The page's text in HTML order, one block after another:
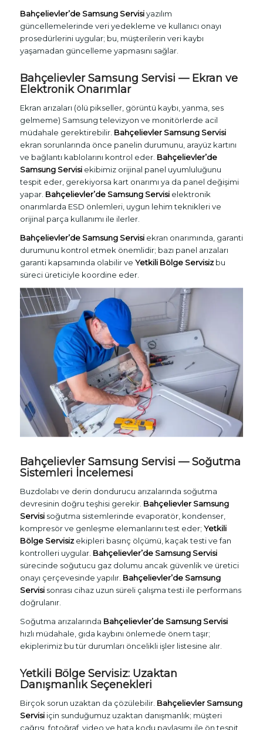
Bahçelievler’de Samsung Servisiyazılım
güncellemelerinde veri yedekleme ve kullanıcı onayı
prosedürlerini uygular; bu, müşterilerin veri kaybı
yaşamadan güncelleme yapmasını sağlar.
Bahçelievler Samsung Servisi — Ekran ve
Elektronik Onarımlar
Ekran arızaları (ölü pikseller, görüntü kaybı, yanma, ses
gelmeme) Samsung televizyon ve monitörlerde acil
müdahale gerektirebilir. Bahçelievler Samsung Servisi
ekran sorunlarında önce panelin durumunu, arayüz kartını
ve bağlantı kablolarını kontrol eder. Bahçelievler’de
Samsung Servisiekibimiz orijinal panel uyumluluğunu
tespit eder, gerekiyorsa kart onarımı ya da panel değişimi
yapar. Bahçelievler’de Samsung Servisielektronik
onarımlarda ESD önlemleri, uygun lehim teknikleri ve
orijinal parça kullanımı ile ilerler.
Bahçelievler’de Samsung Servisiekran onarımında, garanti
durumunu kontrol etmek önemlidir; bazı panel arızaları
garanti kapsamında olabilir ve Yetkili Bölge Servisizbu
süreci üreticiyle koordine eder.
Bahçelievler Samsung Servisi — Soğutma
Sistemleri İncelemesi
Buzdolabı ve derin dondurucu arızalarında soğutma
devresinin doğru teşhisi gerekir. Bahçelievler Samsung
Servisisoğutma sistemlerinde evaporatör, kondenser,
kompresör ve genleşme elemanlarını test eder; Yetkili
Bölge Servisizekipleri basınç ölçümü, kaçak testi ve fan
kontrolleri uygular. Bahçelievler’de Samsung Servisi
sürecinde soğutucu gaz dolumu ancak güvenlik ve üretici
onayı çerçevesinde yapılır. Bahçelievler’de Samsung
Servisisonrası cihaz uzun süreli çalışma testi ile performans
doğrulanır.
Soğutma arızalarında Bahçelievler’de Samsung Servisi
hızlı müdahale, gıda kaybını önlemede önem taşır;
ekiplerimiz bu tür durumları öncelikli işler listesine alır.
Yetkili Bölge Servisiz: Uzaktan
Danışmanlık Seçenekleri
Birçok sorun uzaktan da çözülebilir. Bahçelievler Samsung
Servisiiçin sunduğumuz uzaktan danışmanlık; müşteri
çağrısı, fotoğraf, video ve hata kodu paylaşımı ile ön tespit